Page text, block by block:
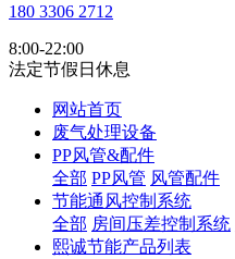
180 3306 2712
8:00-22:00
法定节假日休息
网站首页
废气处理设备
PP风管&配件
全部 PP风管 风管配件
节能通风控制系统
全部 房间压差控制系统
熙诚节能产品列表